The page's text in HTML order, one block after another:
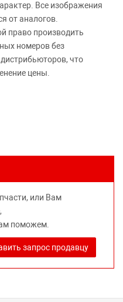
Все изображения
от аналогов.
право производить
номеров без
что
цены.
частей для
знаков.
необходимую и
предлагаемом к
их правильного
Законом
или Вам
поможем.
запрос продавцу